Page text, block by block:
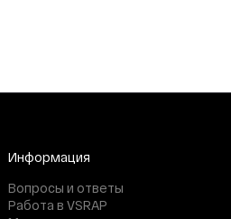
Информация
Вопросы и ответы
Работа в VSRAP